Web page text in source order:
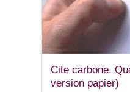
Cite carbone.
version papier)